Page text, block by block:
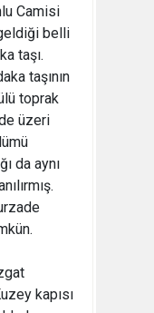
Camisi
belli
taşı.
taşının
toprak
üzeri
da aynı
kapısı